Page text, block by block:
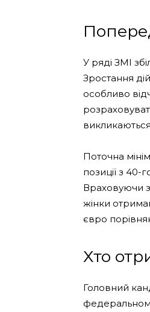
У ряді ЗМІ
Зростання
особливо
Поточна
позиції з
Враховуючи
жінки
євро
Хто
Головний